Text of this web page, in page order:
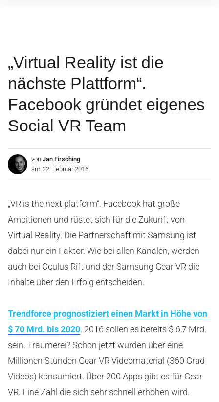
„Virtual Reality ist die
nächste Plattform“.
Facebook gründet eigenes
Social VR Team
von Jan Firsching
am 22. Februar 2016
„VR is the next platform“. Facebook hat große
Ambitionen und rüstet sich für die Zukunft von
Virtual Reality. Die Partnerschaft mit Samsung ist
dabei nur ein Faktor. Wie bei allen Kanälen, werden
auch bei Oculus Rift und der Samsung Gear VR die
Inhalte über den Erfolg entscheiden.
Trendforce prognostiziert einen Markt in Höhe von
$ 70 Mrd. bis 2020. 2016 sollen es bereits $ 6,7 Mrd.
sein. Träumerei? Schon jetzt wurden über eine
Millionen Stunden Gear VR Videomaterial (360 Grad
Videos) konsumiert. Über 200 Apps gibt es für Gear
VR. Eine Zahl die sich sehr schnell erhöhen wird.